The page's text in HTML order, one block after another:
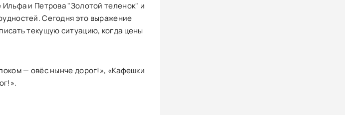
Ильфа и Петрова "Золотой теленок" и
Сегодня это выражение
текущую ситуацию, когда цены
— овёс нынче дорог!», «Кафешки